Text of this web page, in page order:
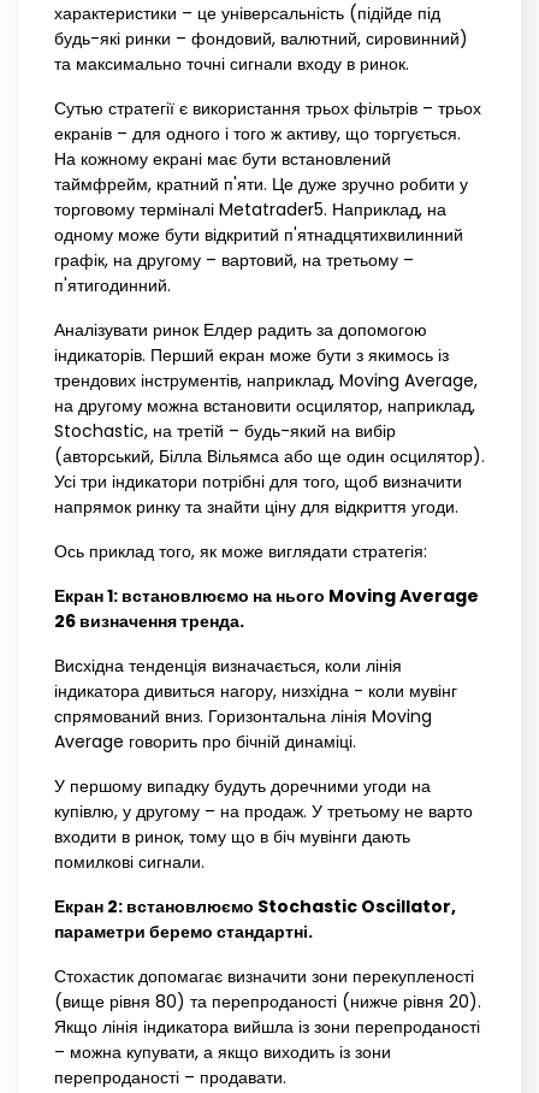
характеристики – це універсальність (підійде під
будь-які ринки – фондовий, валютний, сировинний)
та максимально точні сигнали входу в ринок.
Сутью стратегії є використання трьох фільтрів – трьох
екранів – для одного і того ж активу, що торгується.
На кожному екрані має бути встановлений
таймфрейм, кратний п'яти. Це дуже зручно робити у
торговому терміналі Metatrader5. Наприклад, на
одному може бути відкритий п'ятнадцятихвилинний
графік, на другому – вартовий, на третьому –
п'ятигодинний.
Аналізувати ринок Елдер радить за допомогою
індикаторів. Перший екран може бути з якимось із
трендових інструментів, наприклад, Moving Average,
на другому можна встановити осцилятор, наприклад,
Stochastic, на третій – будь-який на вибір
(авторський, Білла Вільямса або ще один осцилятор).
Усі три індикатори потрібні для того, щоб визначити
напрямок ринку та знайти ціну для відкриття угоди.
Ось приклад того, як може виглядати стратегія:
Екран 1: встановлюємо на нього Moving Average
26 визначення тренда.
Висхідна тенденція визначається, коли лінія
індикатора дивиться нагору, низхідна - коли мувінг
спрямований вниз. Горизонтальна лінія Moving
Average говорить про бічній динаміці.
У першому випадку будуть доречними угоди на
купівлю, у другому – на продаж. У третьому не варто
входити в ринок, тому що в біч мувінги дають
помилкові сигнали.
Екран 2: встановлюємо Stochastic Oscillator,
параметри беремо стандартні.
Стохастик допомагає визначити зони перекупленості
(вище рівня 80) та перепроданості (нижче рівня 20).
Якщо лінія індикатора вийшла із зони перепроданості
– можна купувати, а якщо виходить із зони
перепроданості – продавати.